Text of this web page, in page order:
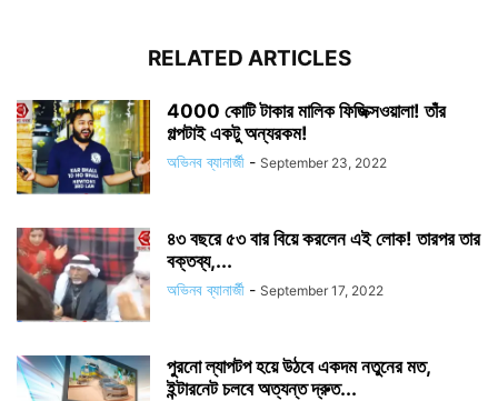
RELATED ARTICLES
4000 কোটি টাকার মালিক ফিজিক্সওয়ালা! তাঁর
গল্পটাই একটু অন্যরকম!
অভিনব ব্যানার্জী - September 23, 2022
৪৩ বছরে ৫৩ বার বিয়ে করলেন এই লোক! তারপর তার
বক্তব্য,...
অভিনব ব্যানার্জী - September 17, 2022
পুরনো ল্যাপটপ হয়ে উঠবে একদম নতুনের মত,
ইন্টারনেট চলবে অত্যন্ত দ্রুত...